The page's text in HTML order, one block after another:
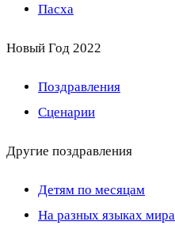
Пасха
Новый Год 2022
Поздравления
Сценарии
Другие поздравления
Детям по месяцам
На разных языках мира